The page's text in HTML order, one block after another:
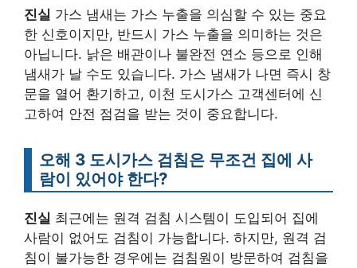
진실 가스 냄새는 가스 누출을 의심할 수 있는 중요
한 신호이지만, 반드시 가스 누출을 의미하는 것은
아닙니다. 낡은 배관이나 불완전 연소 등으로 인해
냄새가 날 수도 있습니다. 가스 냄새가 나면 즉시 창
문을 열어 환기하고, 이천 도시가스 고객센터에 신
고하여 안전 점검을 받는 것이 중요합니다.
오해 3 도시가스 검침은 무조건 집에 사
람이 있어야 한다?
진실 최근에는 원격 검침 시스템이 도입되어 집에
사람이 없어도 검침이 가능합니다. 하지만, 원격 검
침이 불가능한 경우에는 검침원이 방문하여 검침을